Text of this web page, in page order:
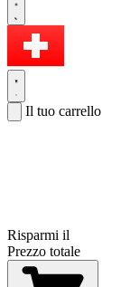
Il tuo carrello
Risparmi il
Prezzo totale